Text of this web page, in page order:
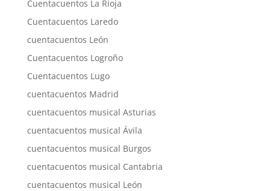
Cuentacuentos La Rioja
Cuentacuentos Laredo
cuentacuentos León
Cuentacuentos Logroño
Cuentacuentos Lugo
cuentacuentos Madrid
cuentacuentos musical Asturias
cuentacuentos musical Ávila
cuentacuentos musical Burgos
cuentacuentos musical Cantabria
cuentacuentos musical León